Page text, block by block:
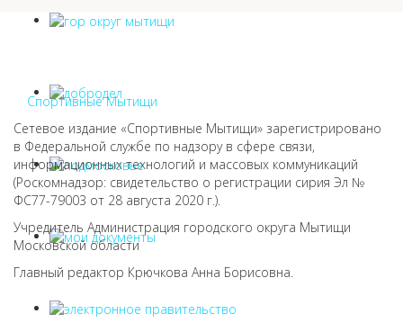
Спортивные Мытищи
Сетевое издание «Спортивные Мытищи» зарегистрировано
в Федеральной службе по надзору в сфере связи,
информационных технологий и массовых коммуникаций
(Роскомнадзор: свидетельство о регистрации сирия Эл №
ФС77-79003 от 28 августа 2020 г.).
Учредитель Администрация городского округа Мытищи
Московской области
Главный редактор Крючкова Анна Борисовна.